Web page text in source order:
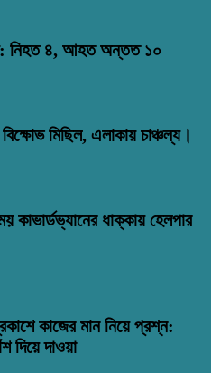
নিহত ৪, আহত অন্তত ১০
মিছিল, এলাকায় চাঞ্চল্য।
কাভার্ডভ্যানের ধাক্কায় হেলপার
কাজের মান নিয়ে প্রশ্ন:
দিয়ে দাওয়া